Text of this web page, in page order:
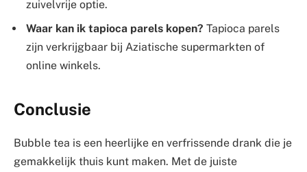
zuivelvrije optie.
Waar kan ik tapioca parels kopen? Tapioca parels
zijn verkrijgbaar bij Aziatische supermarkten of
online winkels.
Conclusie
Bubble tea is een heerlijke en verfrissende drank die je
gemakkelijk thuis kunt maken. Met de juiste